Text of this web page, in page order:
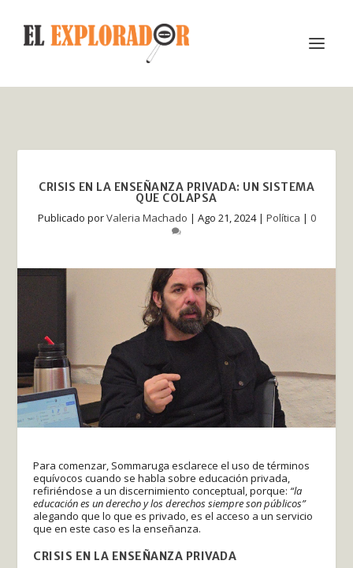
CRISIS EN LA ENSEÑANZA PRIVADA: UN SISTEMA
QUE COLAPSA
Publicado porValeria Machado | Ago 21, 2024| Política | 0
Para comenzar, Sommaruga esclarece el uso de términos
equívocos cuando se habla sobre educación privada,
refiriéndose a un discernimiento conceptual, porque: “la
educación es un derecho y los derechos siempre son públicos”
alegando que lo que es privado, es el acceso a un servicio
que en este caso es la enseñanza.
CRISIS EN LA ENSEÑANZA PRIVADA